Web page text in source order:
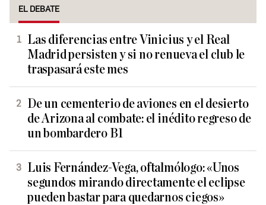
EL DEBATE
Las diferencias entre Vinicius y el Real
Madrid persisten y si no renueva el club le
traspasará este mes
De un cementerio de aviones en el desierto
de Arizona al combate: el inédito regreso de
un bombardero B1
Luis Fernández-Vega, oftalmólogo: «Unos
segundos mirando directamente el eclipse
pueden bastar para quedarnos ciegos»